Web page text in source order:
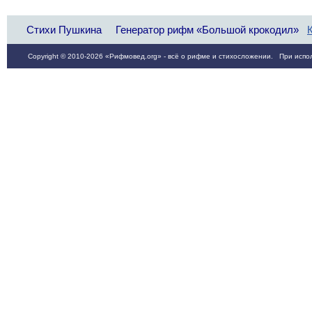
Стихи Пушкина Генератор рифм «Большой крокодил»
Copyright © 2010-2026 «Рифмовед.org» - всё о рифме и стихосложении. При